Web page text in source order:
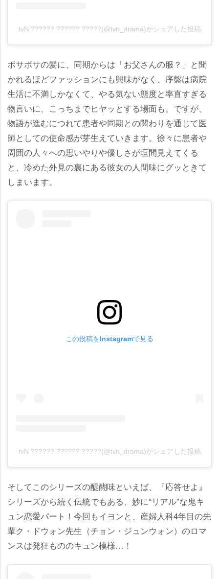
tvN ?????? ?????? ?????(@tvn_drama)がシェアした投稿
ボサボサの髪に、同期からは「お父さんの服？」と聞
かれるほどファッションにも興味がなく、序盤は病院
生活に不満しかなくて、やる気ない態度と率直すぎる
物言いに、こっちまでヒヤッとする場面も。ですが、
物語が進むにつれて患者や同期との関わりを通じて医
師としての使命感が芽生えていきます。徐々に患者
周囲の人々への思いやりや優しさが垣間見えてくる
と、冷めた外見の裏にある彼女の人間味にグッときて
しまいます。
この投稿をInstagramで見る
tvN ?????? ?????? ?????(@tvn_drama)がシェアした投稿
そしてこのシリーズの醍醐味といえば、『応答せよ』
シリーズから続く伝統でもある、妙に“リアル”な鬼キ
ュン恋愛パート！今回もイヨンと、産婦人科4年目の先
輩ク・ドウォン先生（チョン・ジュンウォン）のロマ
ンスは発狂もののキュン模様…！